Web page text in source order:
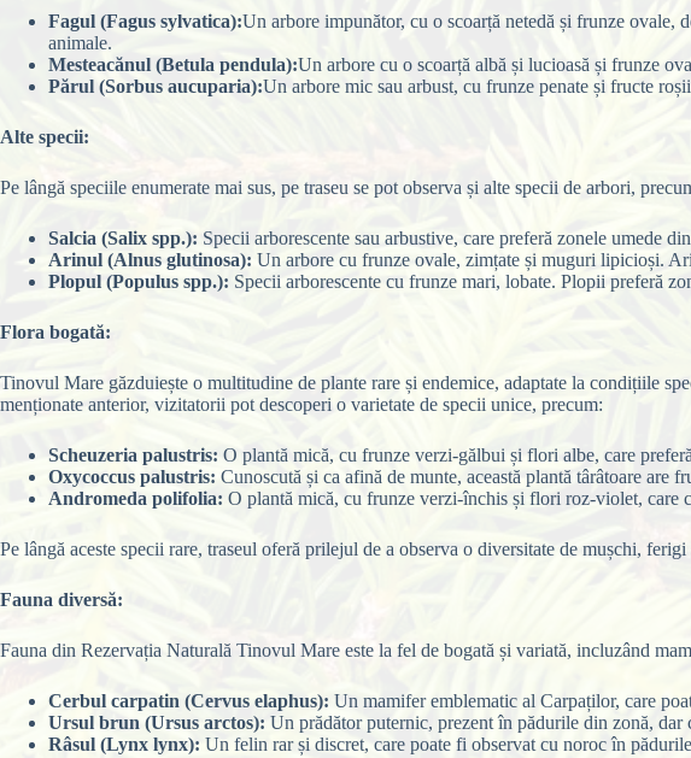
Fagul (Fagus sylvatica):Un arbore impunător, cu o scoarță netedă și frunze ovale,
animale.
Mesteacănul (Betula pendula):Un arbore cu o scoarță albă și lucioasă și frunze
Părul (Sorbus aucuparia):Un arbore mic sau arbust, cu frunze penate și fructe
Alte specii:
Pe lângă speciile enumerate mai sus, pe traseu se pot observa și alte specii de arbori,
Salcia (Salix spp.): Specii arborescente sau arbustive, care preferă zonele umede
Arinul (Alnus glutinosa): Un arbore cu frunze ovale, zimțate și muguri lipicioși.
Plopul (Populus spp.): Specii arborescente cu frunze mari, lobate. Plopii preferă
Flora bogată:
Tinovul Mare găzduiește o multitudine de plante rare și endemice, adaptate la condițiile
menționate anterior, vizitatorii pot descoperi o varietate de specii unice, precum:
Scheuzeria palustris: O plantă mică, cu frunze verzi-gălbui și flori albe, care
Oxycoccus palustris: Cunoscută și ca afină de munte, această plantă târâtoare are
Andromeda polifolia: O plantă mică, cu frunze verzi-închis și flori roz-violet, care
Pe lângă aceste specii rare, traseul oferă prilejul de a observa o diversitate de mușchi,
Fauna diversă:
Fauna din Rezervația Naturală Tinovul Mare este la fel de bogată și variată, incluzând
Cerbul carpatin (Cervus elaphus): Un mamifer emblematic al Carpaților, care
Ursul brun (Ursus arctos): Un prădător puternic, prezent în pădurile din zonă,
Râsul (Lynx lynx): Un felin rar și discret, care poate fi observat cu noroc în